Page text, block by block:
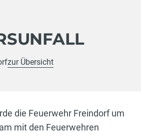
zur Übersicht
die Feuerwehr Freindorf um
mit den Feuerwehren